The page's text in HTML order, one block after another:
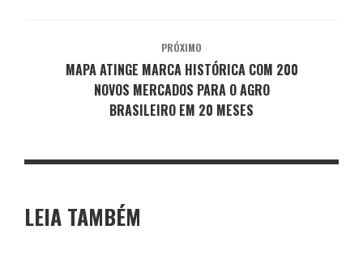
PRÓXIMO
MAPA ATINGE MARCA HISTÓRICA COM 200
NOVOS MERCADOS PARA O AGRO
BRASILEIRO EM 20 MESES
LEIA TAMBÉM